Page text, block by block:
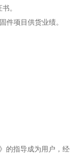
。
件项目供货业绩。
的指导成为用户，